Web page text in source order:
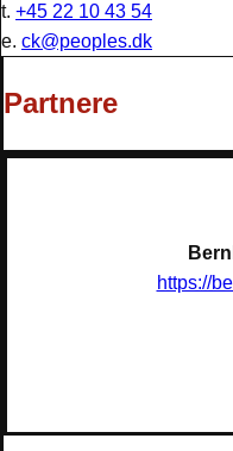
t. +45 22 10 43 54
e. ck@peoples.dk
Partnere
https://